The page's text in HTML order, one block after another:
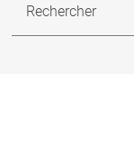
Rechercher